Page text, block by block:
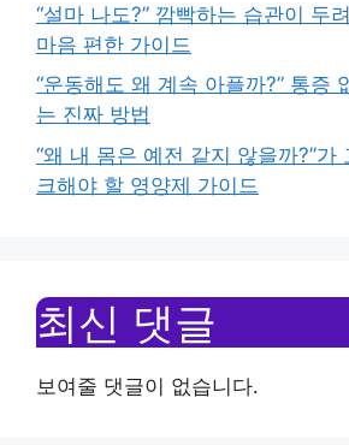
“설마 나도?” 깜빡하는 습관이 두
마음 편한 가이드
“운동해도 왜 계속 아플까?” 통증
는 진짜 방법
“왜 내 몸은 예전 같지 않을까?”가
크해야 할 영양제 가이드
최신 댓글
보여줄 댓글이 없습니다.